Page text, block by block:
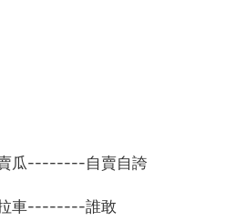
瓜--------自賣自誇
車--------誰敢